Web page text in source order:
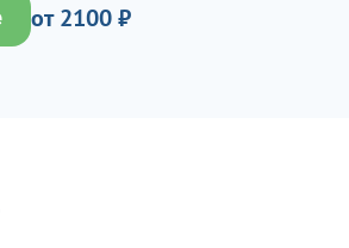
от 2100 ₽